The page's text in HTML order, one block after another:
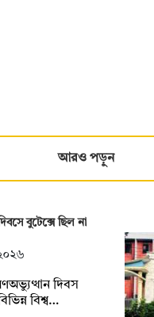
আরও পড়ুন
বুটেক্সে ছিল না
দিবস
বিশ্ব…